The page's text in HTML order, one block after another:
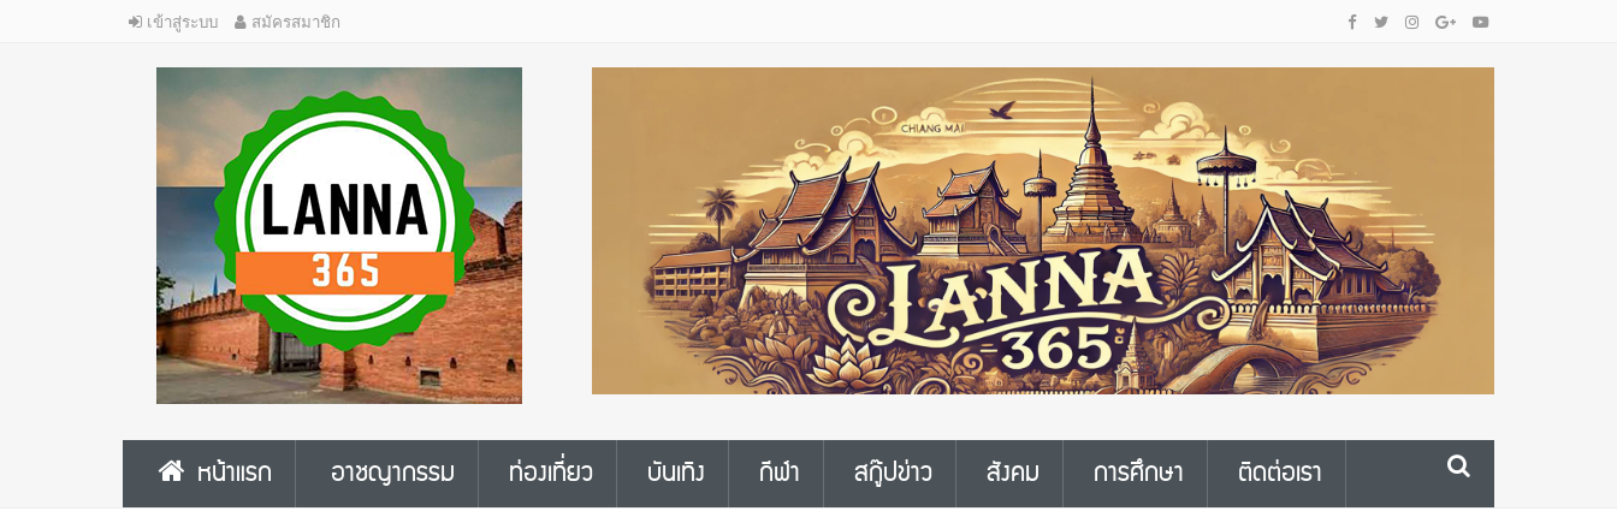
เข้าสู่ระบบ สมัครสมาชิก
หน้าแรก อาชญากรรม ท่องเที่ยว บันเทิง กีฬา สกู๊ปข่าว สังคม การศึกษา ติดต่อเรา